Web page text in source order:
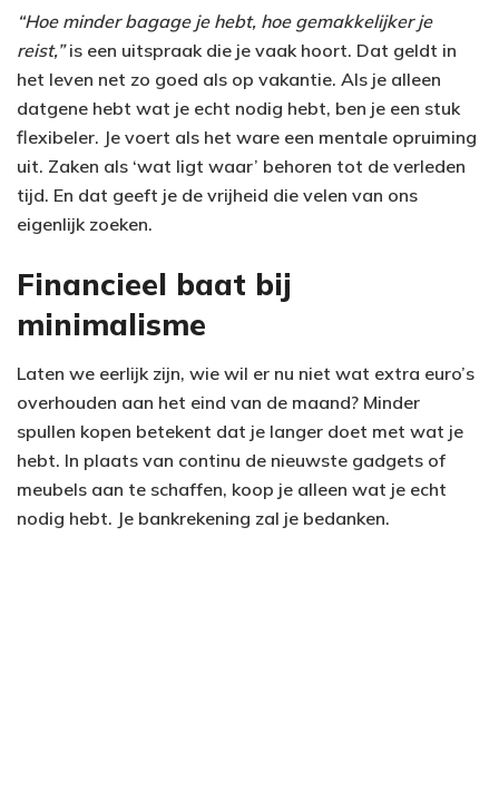
“Hoe minder bagage je hebt, hoe gemakkelijker je
reist,”is een uitspraak die je vaak hoort. Dat geldt in
het leven net zo goed als op vakantie. Als je alleen
datgene hebt wat je echt nodig hebt, ben je een stuk
flexibeler. Je voert als het ware een mentale opruiming
uit. Zaken als ‘wat ligt waar’ behoren tot de verleden
tijd. En dat geeft je de vrijheid die velen van ons
eigenlijk zoeken.
Financieel baat bij
minimalisme
Laten we eerlijk zijn, wie wil er nu niet wat extra euro’s
overhouden aan het eind van de maand? Minder
spullen kopen betekent dat je langer doet met wat je
hebt. In plaats van continu de nieuwste gadgets of
meubels aan te schaffen, koop je alleen wat je echt
nodig hebt. Je bankrekening zal je bedanken.